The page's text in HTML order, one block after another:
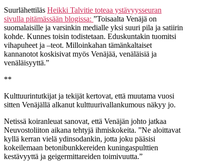
Suurlähettiläs Heikki Talvitie toteaa ystävyysseuran
sivulla pitämässään blogissa: ”Toisaalta Venäjä on
suomalaisille ja varsinkin medialle yksi suuri pila ja satiirin
kohde. Kunnes toisin todistetaan. Eduskuntakin tuomitsi
vihapuheet ja –teot. Milloinkahan tämänkaltaiset
kannanotot koskisivat myös Venäjää, venäläisiä ja
venäläisyyttä.”
**
Kulttuurintutkijat ja tekijät kertovat, että muutama vuosi
sitten Venäjällä alkanut kulttuurivallankumous näkyy jo.
Netissä koiranleuat sanovat, että Venäjän johto jatkaa
Neuvostoliiton aikana tehtyjä ihmiskokeita. ”Ne aloittavat
kyllä kerran vielä ydinsodankin, jotta joku pääsisi
kokeilemaan betonibunkkereiden kuningaspulttien
kestävyyttä ja geigermittareiden toimivuutta.”